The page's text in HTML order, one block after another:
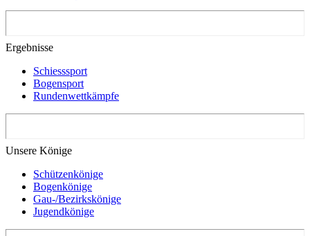
Ergebnisse
Schiesssport
Bogensport
Rundenwettkämpfe
Unsere Könige
Schützenkönige
Bogenkönige
Gau-/Bezirkskönige
Jugendkönige